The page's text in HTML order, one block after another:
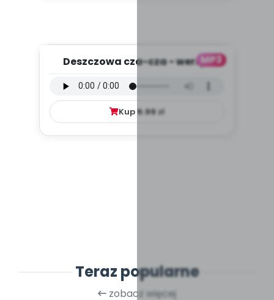
MP3
Deszczowa cza-cza - wersja
Kup 9.99 zł
Teraz popularne
zobacz więcej